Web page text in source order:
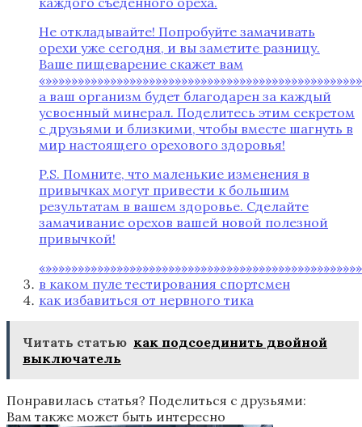
Не откладывайте! Попробуйте замачивать
орехи уже сегодня, и вы заметите разницу.
Ваше пищеварение скажет вам
а ваш организм будет благодарен за каждый
усвоенный минерал. Поделитесь этим секретом
с друзьями и близкими, чтобы вместе шагнуть в
мир настоящего орехового здоровья!
P.S. Помните, что маленькие изменения в
привычках могут привести к большим
результатам в вашем здоровье. Сделайте
замачивание орехов вашей новой полезной
привычкой!
в каком пуле тестирования спортсмен
как избавиться от нервного тика
Читать статью как подсоединить двойной
выключатель
Понравилась статья? Поделиться с друзьями:
Вам также может быть интересно